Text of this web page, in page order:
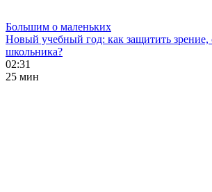
Большим о маленьких
Новый учебный год: как защитить зрение,
школьника?
02:31
25 мин